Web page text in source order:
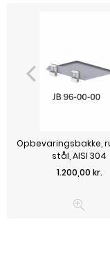
Opbevaringsbakke,
stål, AISI 304
Pris
1.200,00 kr.